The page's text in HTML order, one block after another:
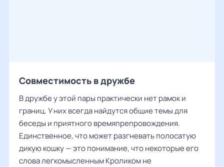
Совместимость в дружбе
В дружбе у этой пары практически нет рамок и
границ. У них всегда найдутся общие темы для
беседы и приятного времяпрепровождения.
Единственное, что может разгневать полосатую
дикую кошку — это понимание, что некоторые его
слова легкомысленным Кроликом не